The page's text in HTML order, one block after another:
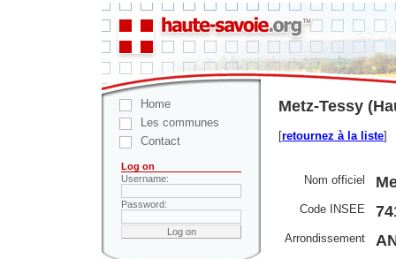
Home
Les communes
Contact
Log on
Username:
Password:
Metz-Tessy
[retournez à la liste]
Nom officiel
Code INSEE
Arrondissement